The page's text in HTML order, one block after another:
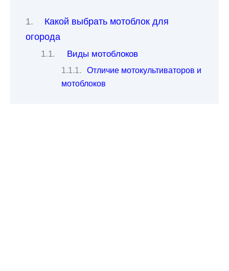
Какой выбрать мотоблок для
огорода
Виды мотоблоков
Отличие мотокультиваторов и
мотоблоков